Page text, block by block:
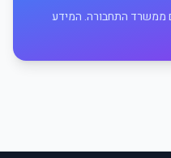
ממשרד התחבורה. המידע